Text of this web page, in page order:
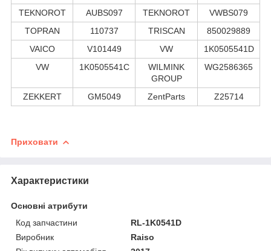
TEKNOROT
AUBS097 TEKNOROT
VWBS079
TOPRAN
110737 TRISCAN
850029889
VAICO
V101449 VW
1K0505541D
VW
1K0505541C
WILMINK
GROUP
WG2586365
ZEKKERT GM5049 ZentParts Z25714
Приховати
Характеристики
Основні атрибути
Код запчастини
RL-1K0541D
Виробник
Raiso